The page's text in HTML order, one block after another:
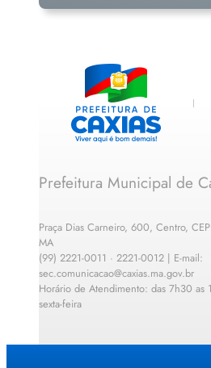
Prefeitura Municipal de
Praça Dias Carneiro, 600, Centro,
MA
(99) 2221-0011 · 2221-0012 | E-mail:
sec.comunicacao@caxias.ma.gov.br
Horário de Atendimento: das 7h30 as
sexta-feira